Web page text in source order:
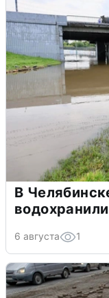
В
6 августа 1